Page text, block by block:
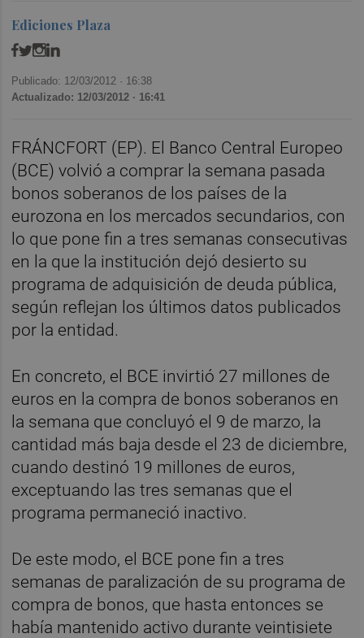
Ediciones Plaza
Publicado: 12/03/2012 · 16:38
Actualizado: 12/03/2012 · 16:41
FRÁNCFORT (EP). El Banco Central Europeo
(BCE) volvió a comprar la semana pasada
bonos soberanos de los países de la
eurozona en los mercados secundarios, con
lo que pone fin a tres semanas consecutivas
en la que la institución dejó desierto su
programa de adquisición de deuda pública,
según reflejan los últimos datos publicados
por la entidad.
En concreto, el BCE invirtió 27 millones de
euros en la compra de bonos soberanos en
la semana que concluyó el 9 de marzo, la
cantidad más baja desde el 23 de diciembre,
cuando destinó 19 millones de euros,
exceptuando las tres semanas que el
programa permaneció inactivo.
De este modo, el BCE pone fin a tres
semanas de paralización de su programa de
compra de bonos, que hasta entonces se
había mantenido activo durante veintisiete